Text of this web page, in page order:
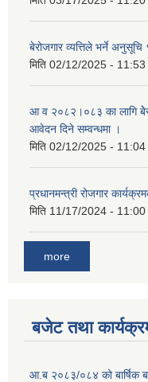
बेरोजगार व्यत्तिले भर्ने अनुसूचि
मिति 02/12/2025 - 11:53
आ व २०८२।०८३ का लागि
आवेदन दिने सम्वन्धमा ।
मिति 02/12/2025 - 11:04
प्रधानमन्त्री रोजगार
मिति 11/17/2024 - 11:00
more
बजेट तथा
आ.ब २०८३/०८४ को बार्षिक